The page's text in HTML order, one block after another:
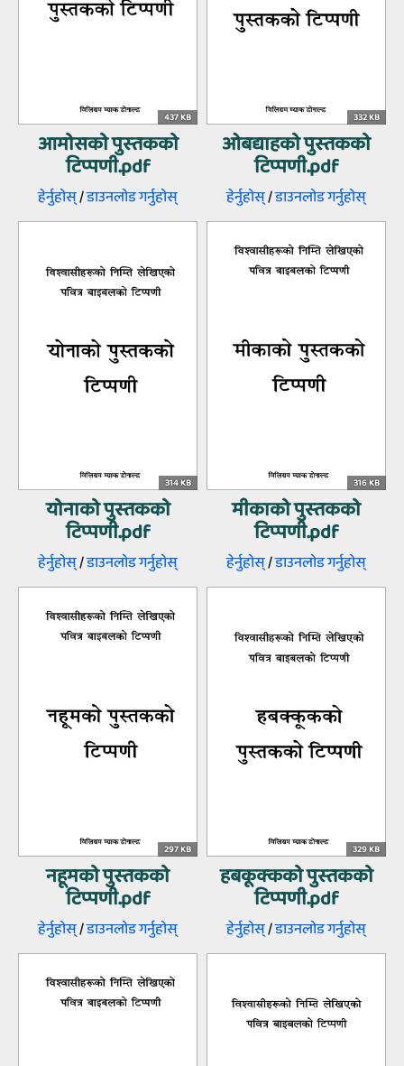
437 KB
आमोसको पुस्‍तकको
टिप्‍पणी.pdf
हेर्नुहोस्‌/डाउनलोड गर्नुहोस्‌
332 KB
ओबद्याहको पुस्‍तकको
टिप्‍पणी.pdf
हेर्नुहोस्‌/डाउनलोड गर्नुहोस्‌
314 KB
योनाको पुस्‍तकको
टिप्‍पणी.pdf
हेर्नुहोस्‌/डाउनलोड गर्नुहोस्‌
316 KB
मीकाको पुस्‍तकको
टिप्‍पणी.pdf
हेर्नुहोस्‌/डाउनलोड गर्नुहोस्‌
297 KB
नहूमको पुस्‍तकको
टिप्‍पणी.pdf
हेर्नुहोस्‌/डाउनलोड गर्नुहोस्‌
329 KB
हबकूक्कको पुस्‍तकको
टिप्‍पणी.pdf
हेर्नुहोस्‌/डाउनलोड गर्नुहोस्‌